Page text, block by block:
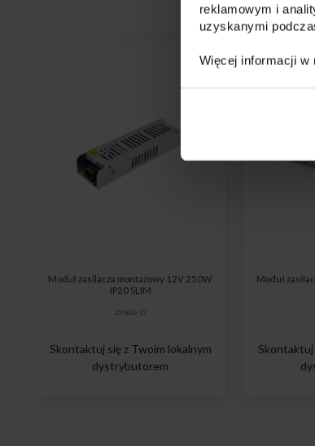
reklamowym i
uzyskanymi
Więcej informacji w
Moduł zasilacza montażowy 12V 250W
IP20 SLIM
23-0000-33
Skontaktuj się z Twoim lokalnym
dystrybutorem
Moduł
Skontaktuj